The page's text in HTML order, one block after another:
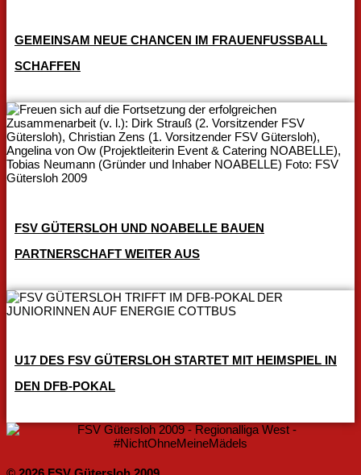
GEMEINSAM NEUE CHANCEN IM FRAUENFUSSBALL S
CHAFFEN
FSV GÜTERSLOH UND NOABELLE BAUEN
PARTNERSCHAFT WEITER AUS
U17 DES FSV GÜTERSLOH STARTET MIT HEIMSPIEL IN
DEN DFB-POKAL